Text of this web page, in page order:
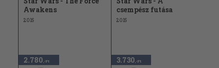
Awakens
2015
2.780 ,-Ft
csempész futása
2015
3.730 ,-Ft